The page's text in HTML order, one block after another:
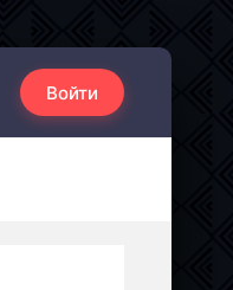
Войти